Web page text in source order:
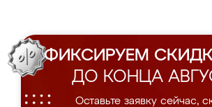
ФИКСИРУЕМ
ДО КОНЦА
Оставьте заявку сейчас,